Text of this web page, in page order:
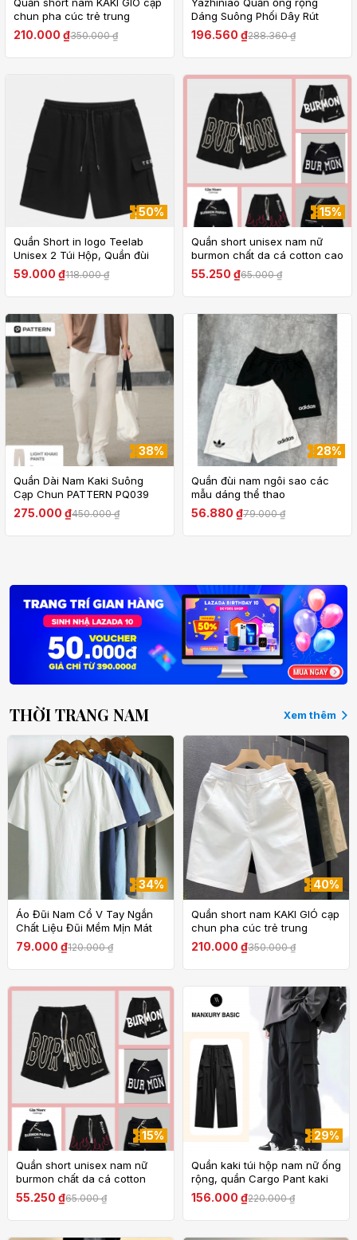
chun pha cúc trẻ trung
210.000 ₫350.000 ₫
Dáng Suông Phối Dây Rút
Phong Cách retro Nhật Bản
Thời Trang Cho Nam
196.560 ₫288.360 ₫
50%
Quần Short in logo Teelab
Unisex 2 Túi Hộp, Quần đùi
from rộng nam nữ mặc thoáng
mát thấm hút mồ hôi
59.000 ₫118.000 ₫
15%
Quần short unisex nam nữ
burmon chất da cá cotton cao
cấp mặc thoáng mát, quần đùi
nam nữ aothun.teenshop
55.250 ₫65.000 ₫
38%
Quần Dài Nam Kaki Suông
Cạp Chun PATTERN PQ039
275.000 ₫450.000 ₫
28%
Quần đùi nam ngôi sao các
mẫu dáng thể thao
56.880 ₫79.000 ₫
THỜI TRANG NAM Xem thêm
34%
Áo Đũi Nam Cổ V Tay Ngắn
Chất Liệu Đũi Mềm Mịn Mát
Nhẹ Thoáng Mặc Như Không
Mặc
79.000 ₫120.000 ₫
40%
Quần short nam KAKI GIÓ cạp
chun pha cúc trẻ trung
210.000 ₫350.000 ₫
15%
Quần short unisex nam nữ
burmon chất da cá cotton
cao cấp mặc thoáng mát,
quần đùi nam nữ
aothun.teenshop
55.250 ₫65.000 ₫
29%
Quần kaki túi hộp nam nữ ống
rộng, quần Cargo Pant kaki
màu trơn basic phong cách
thời trang K04
156.000 ₫220.000 ₫